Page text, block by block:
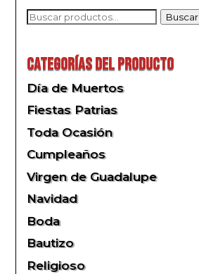
Buscar
Buscar
Categorías del producto
Día de Muertos
Fiestas Patrias
Toda Ocasión
Cumpleaños
Virgen de Guadalupe
Navidad
Boda
Bautizo
Religioso